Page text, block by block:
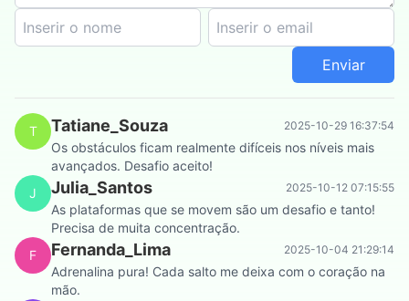
Enviar
T Tatiane_Souza 2025-10-29 16:37:54
Os obstáculos ficam realmente difíceis nos níveis mais
avançados. Desafio aceito!
J
Julia_Santos 2025-10-12 07:15:55
As plataformas que se movem são um desafio e tanto!
Precisa de muita concentração.
F
Fernanda_Lima 2025-10-04 21:29:14
Adrenalina pura! Cada salto me deixa com o coração na
mão.